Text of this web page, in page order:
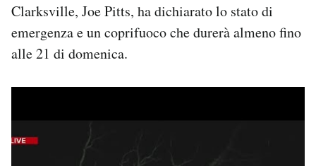
Clarksville, Joe Pitts, ha dichiarato lo stato di
emergenza e un coprifuoco che durerà almeno fino
alle 21 di domenica.